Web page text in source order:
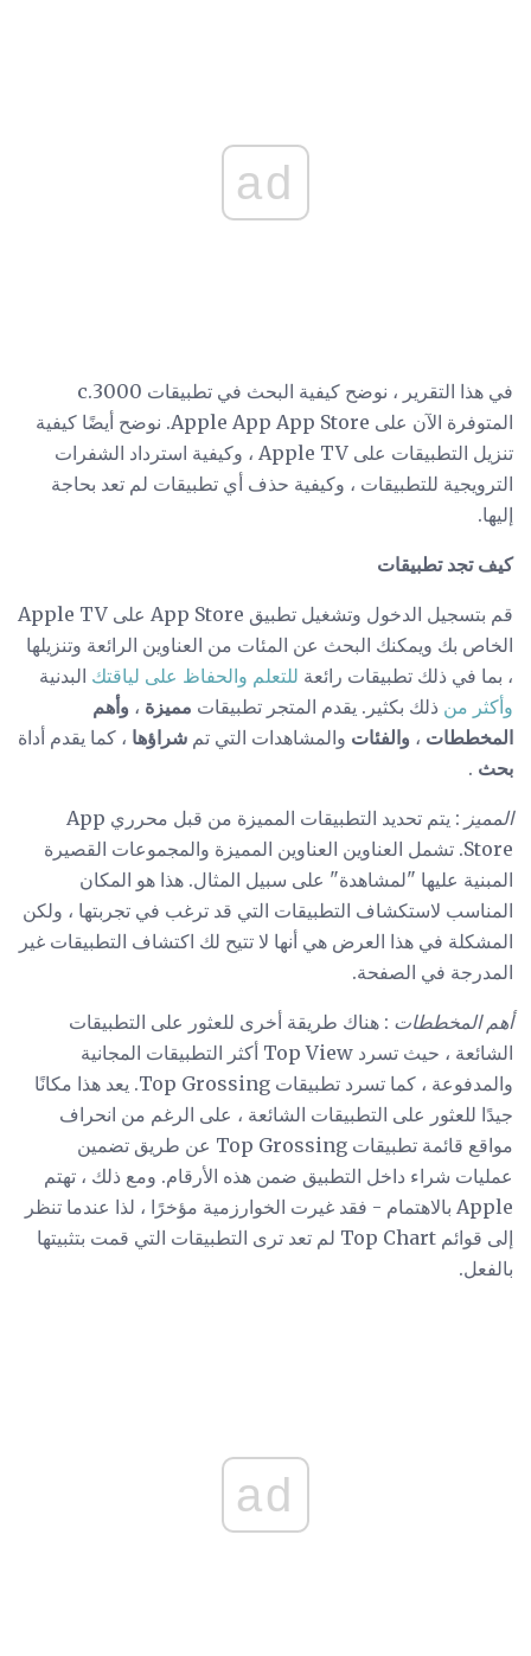
ad
في هذا التقرير ، نوضح كيفية البحث في تطبيقات c.3000
المتوفرة الآن على Apple App App Store. نوضح أيضًا كيفية
تنزيل التطبيقات على Apple TV ، وكيفية استرداد الشفرات
الترويجية للتطبيقات ، وكيفية حذف أي تطبيقات لم تعد بحاجة
إليها.
كيف تجد تطبيقات
قم بتسجيل الدخول وتشغيل تطبيق App Store على Apple TV
الخاص بك ويمكنك البحث عن المئات من العناوين الرائعة وتنزيلها
، بما في ذلك تطبيقات رائعة للتعلم والحفاظ على لياقتك البدنية
وأكثر من ذلك بكثير. يقدم المتجر تطبيقات مميزة ، وأهم
المخططات ، والفئات والمشاهدات التي تم شراؤها ، كما يقدم أداة
بحث .
المميز
: يتم تحديد التطبيقات المميزة من قبل محرري App
Store. تشمل العناوين العناوين المميزة والمجموعات القصيرة
المبنية عليها "لمشاهدة" على سبيل المثال. هذا هو المكان
المناسب لاستكشاف التطبيقات التي قد ترغب في تجربتها ، ولكن
المشكلة في هذا العرض هي أنها لا تتيح لك اكتشاف التطبيقات غير
المدرجة في الصفحة.
أهم المخططات : هناك طريقة أخرى للعثور على التطبيقات
الشائعة ، حيث تسرد Top View أكثر التطبيقات المجانية
والمدفوعة ، كما تسرد تطبيقات Top Grossing. يعد هذا مكانًا
جيدًا للعثور على التطبيقات الشائعة ، على الرغم من انحراف
مواقع قائمة تطبيقات Top Grossing عن طريق تضمين
عمليات شراء داخل التطبيق ضمن هذه الأرقام. ومع ذلك ، تهتم
Apple بالاهتمام - فقد غيرت الخوارزمية مؤخرًا ، لذا عندما تنظر
إلى قوائم Top Chart لم تعد ترى التطبيقات التي قمت بتثبيتها
بالفعل.
ad